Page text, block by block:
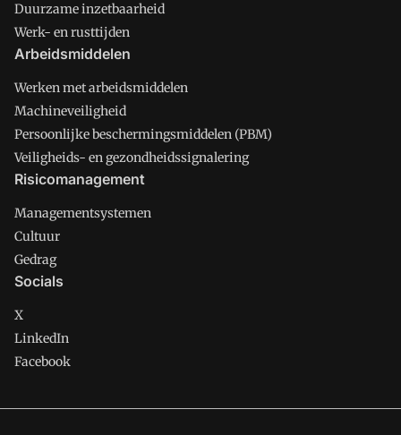
Duurzame inzetbaarheid
Werk- en rusttijden
Arbeidsmiddelen
Werken met arbeidsmiddelen
Machineveiligheid
Persoonlijke beschermingsmiddelen (PBM)
Veiligheids- en gezondheidssignalering
Risicomanagement
Managementsystemen
Cultuur
Gedrag
Socials
X
LinkedIn
Facebook